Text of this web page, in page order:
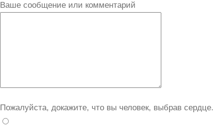
Ваше сообщение или комментарий
Пожалуйста, докажите, что вы человек, выбрав сердце.